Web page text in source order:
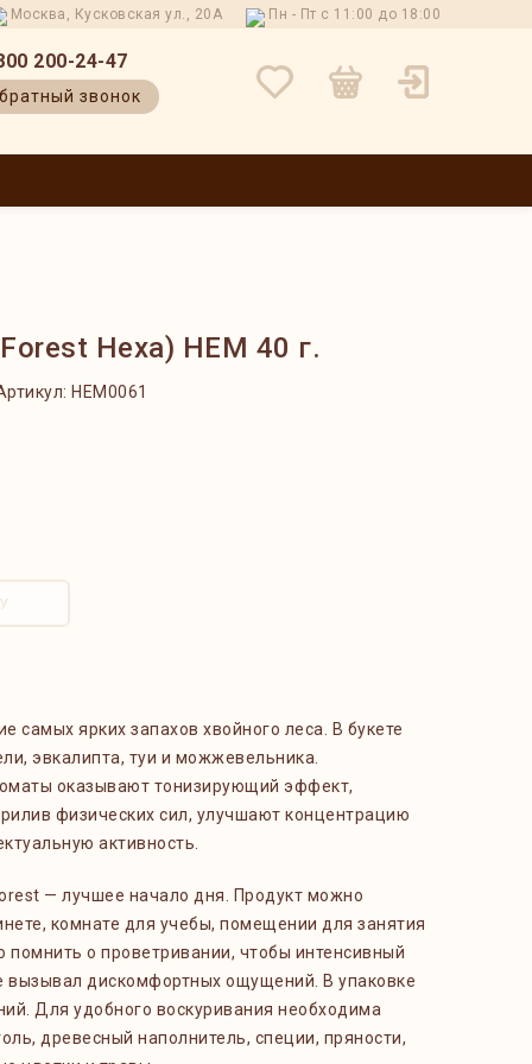
Москва, Кусковская ул., 20А Пн - Пт с 11:00 до 18:00
200-24-47
звонок
Hexa) HEM 40 г.
HEM0061
самых ярких запахов хвойного леса. В букете
эвкалипта, туи и можжевельника.
оказывают тонизирующий эффект,
физических сил, улучшают концентрацию
активность.
— лучшее начало дня. Продукт можно
комнате для учебы, помещении для занятия
о проветривании, чтобы интенсивный
вызывал дискомфортных ощущений. В упаковке
Для удобного воскуривания необходима
древесный наполнитель, специи, пряности,